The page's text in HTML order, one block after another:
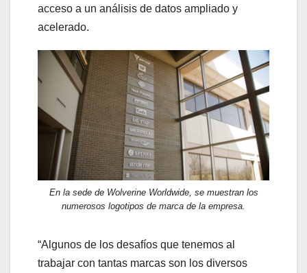
acceso a un análisis de datos ampliado y
acelerado.
En la sede de Wolverine Worldwide, se muestran los
numerosos logotipos de marca de la empresa.
“Algunos de los desafíos que tenemos al
trabajar con tantas marcas son los diversos